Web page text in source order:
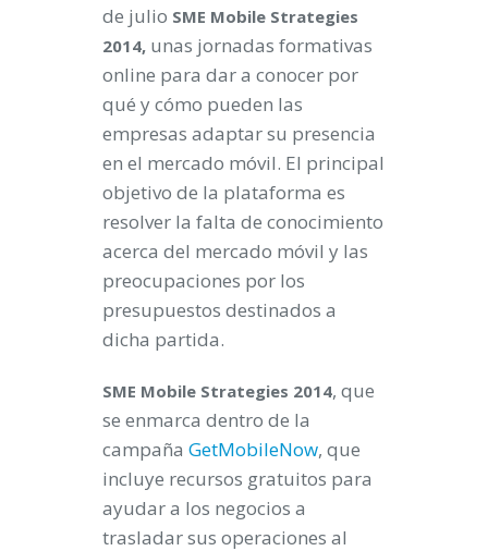
de julio SME Mobile Strategies
2014, unas jornadas formativas
online para dar a conocer por
qué y cómo pueden las
empresas adaptar su presencia
en el mercado móvil. El principal
objetivo de la plataforma es
resolver la falta de conocimiento
acerca del mercado móvil y las
preocupaciones por los
presupuestos destinados a
dicha partida.
SME Mobile Strategies 2014, que
se enmarca dentro de la
campaña GetMobileNow, que
incluye recursos gratuitos para
ayudar a los negocios a
trasladar sus operaciones al